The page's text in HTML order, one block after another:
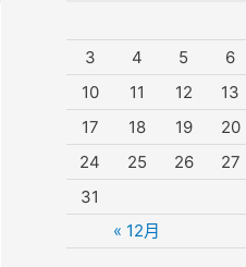
« 12月
3
4 5 6
10
11 12 13
17
18 19 20
24
25 26 27
31